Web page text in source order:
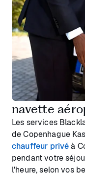
navette
Les services
de Copenhague
chauffeur privéà
pendant votre
l'heure, selon vos